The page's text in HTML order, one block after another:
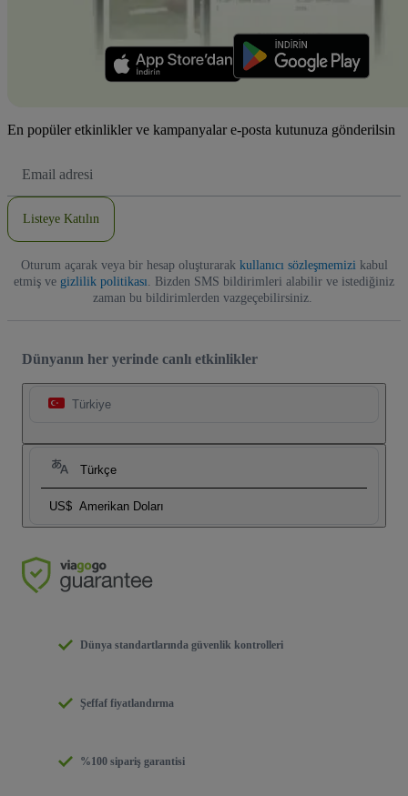
En popüler etkinlikler ve kampanyalar e-posta kutunuza gönderilsin
posta
Listeye Katılın
Oturum açarak veya bir hesap oluşturarak kullanıcı sözleşmemizikabul
etmiş ve gizlilik politikası. Bizden SMS bildirimleri alabilir ve istediğiniz
zaman bu bildirimlerden vazgeçebilirsiniz.
Dünyanın her yerinde canlı etkinlikler
Türkiye
Türkçe
US$ Amerikan Doları
Dünya standartlarında güvenlik kontrolleri
Şeffaf fiyatlandırma
%100 sipariş garantisi